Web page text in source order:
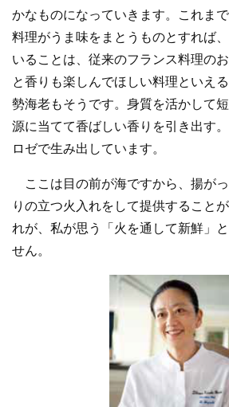
かなものになっていきます。これま
料理がうま味をまとうものとすれば
いることは、従来のフランス料理の
と香りも楽しんでほしい料理といえ
勢海老もそうです。身質を活かして
源に当てて香ばしい香りを引き出す
ロゼで生み出しています。
ここは目の前が海ですから、揚が
りの立つ火入れをして提供すること
れが、私が思う「火を通して新鮮」
せん。